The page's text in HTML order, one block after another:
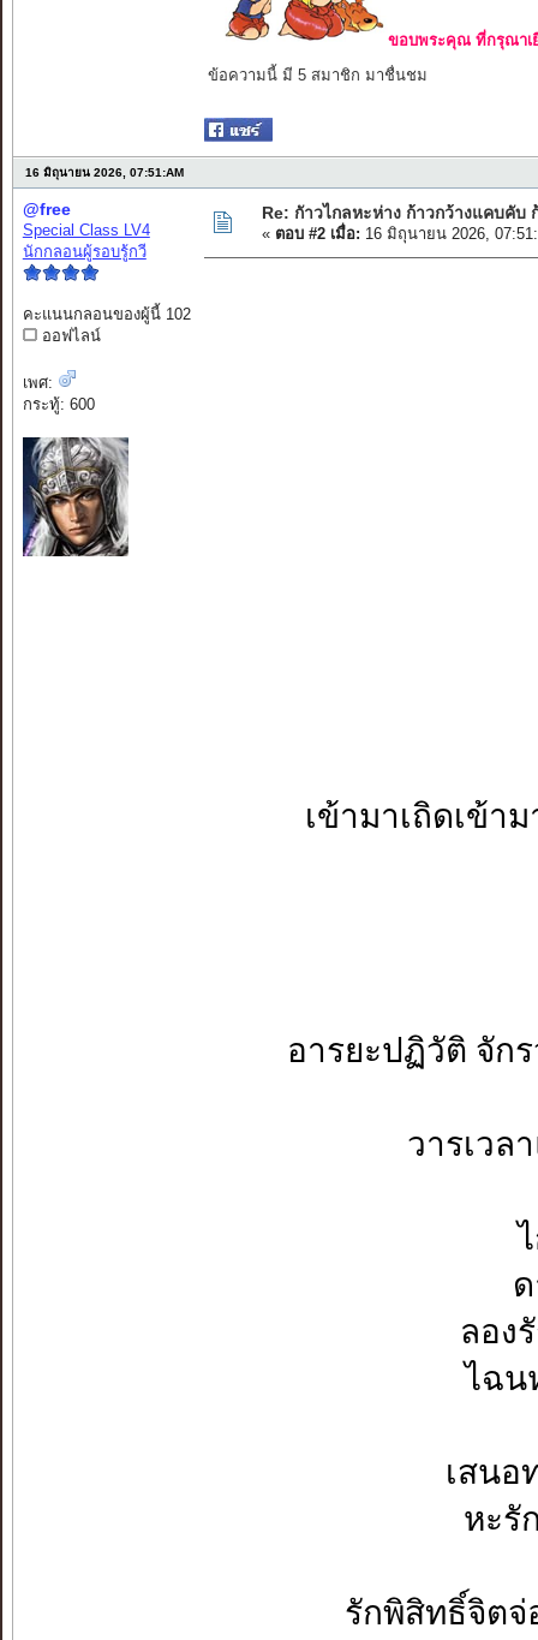
ขอบพระคุณ ที่กรุณาเ
ข้อความนี้ มี 5 สมาชิก มาชื่นชม
16 มิถุนายน 2026, 07:51:AM
@free
Special Class LV4
นักกลอนผู้รอบรู้กวี
คะแนนกลอนของผู้นี้ 102
ออฟไลน์
เพศ:
กระทู้: 600
Re: กัาวไกลหะห่าง ก้าวกว้างแคบคับ
« ตอบ #2 เมื่อ: 16 มิถุนายน 2026,
เข้ามาเถิดเข้ามา
อารยะปฏิวัติ จักรว
วารเวลาแต่
ไกล
ดาย
ลองรัก
ไฉนห่า
เสนอทอ
หะรักห
รักพิสิทธิ์จิตจ่อ